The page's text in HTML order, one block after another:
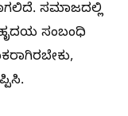
ಸಮಾಜದಲ್ಲಿ
ಹೃದಯ ಸಂಬಂಧಿ